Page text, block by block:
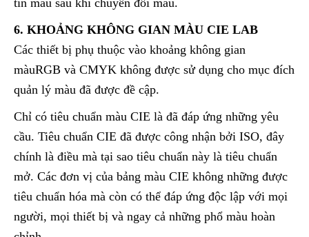
tin màu sau khi chuyển đổi màu.
6. KHOẢNG KHÔNG GIAN MÀU CIE LAB
Các thiết bị phụ thuộc vào khoảng không gian
màuRGB và CMYK không được sử dụng cho mục đích
quản lý màu đã được đề cập.
Chỉ có tiêu chuẩn màu CIE là đã đáp ứng những yêu
cầu. Tiêu chuẩn CIE đã được công nhận bởi ISO, đây
chính là điều mà tại sao tiêu chuẩn này là tiêu chuẩn
mở. Các đơn vị của bảng màu CIE không những được
tiêu chuẩn hóa mà còn có thể đáp ứng độc lập với mọi
người, mọi thiết bị và ngay cả những phổ màu hoàn